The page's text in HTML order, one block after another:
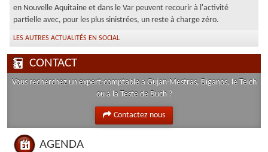
en Nouvelle Aquitaine et dans le Var peuvent recourir à l'activité
partielle avec, pour les plus sinistrées, un reste à charge zéro.
LES AUTRES ACTUALITÉS EN SOCIAL
CONTACT
Vous recherchez un expert-comptable à Gujan-Mestras, Biganos, le Teich
ou à la Teste de Buch ?
Contactez nous
AGENDA